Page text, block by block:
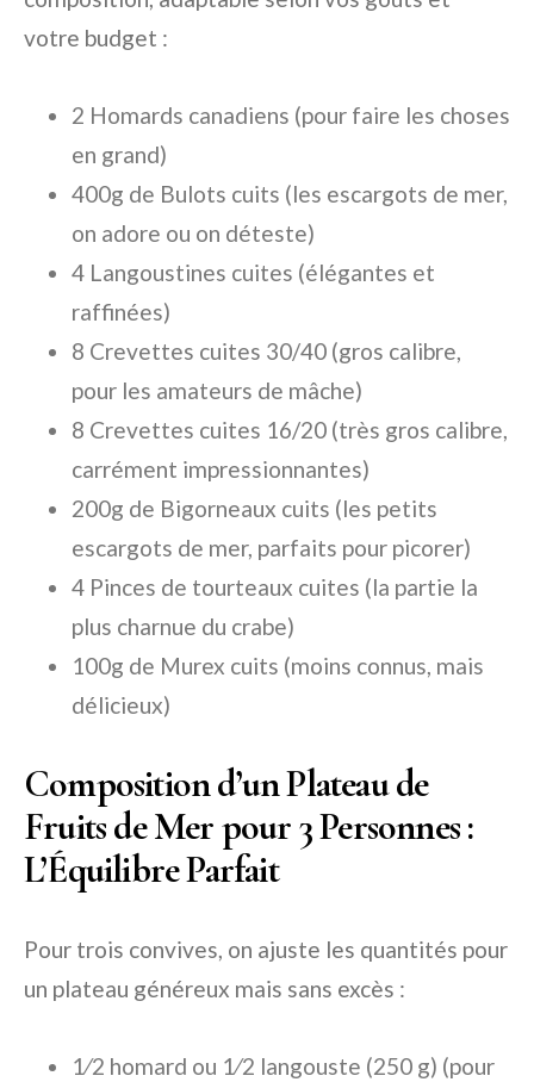
votre budget :
2 Homards canadiens (pour faire les choses
en grand)
400g de Bulots cuits (les escargots de mer,
on adore ou on déteste)
4 Langoustines cuites (élégantes et
raffinées)
8 Crevettes cuites 30/40 (gros calibre,
pour les amateurs de mâche)
8 Crevettes cuites 16/20 (très gros calibre,
carrément impressionnantes)
200g de Bigorneaux cuits (les petits
escargots de mer, parfaits pour picorer)
4 Pinces de tourteaux cuites (la partie la
plus charnue du crabe)
100g de Murex cuits (moins connus, mais
délicieux)
Composition d’un Plateau de
Fruits de Mer pour 3 Personnes :
L’Équilibre Parfait
Pour trois convives, on ajuste les quantités pour
un plateau généreux mais sans excès :
1⁄2 homard ou 1⁄2 langouste (250 g) (pour